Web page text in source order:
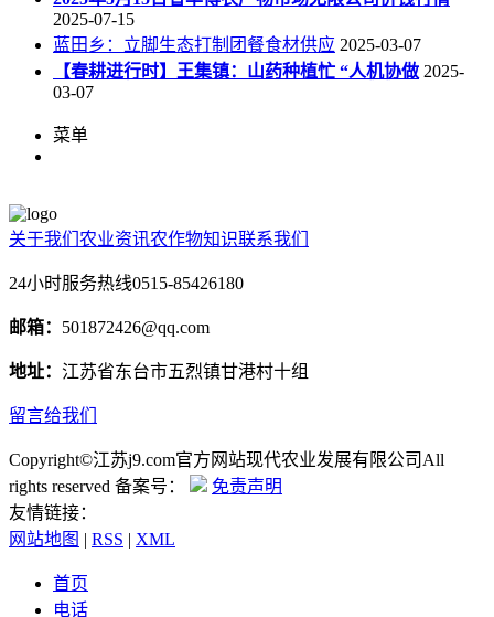
2025-07-15
蓝田乡：立脚生态打制团餐食材供应 2025-03-07
【春耕进行时】王集镇：山药种植忙 “人机协做 2025-
03-07
菜单
关于我们 农业资讯农作物知识联系我们
24小时服务热线0515-85426180
邮箱： 501872426@qq.com
地址： 江苏省东台市五烈镇甘港村十组
留言给我们
Copyright©江苏j9.com官方网站现代农业发展有限公司All
rights reserved 备案号：
免责声明
友情链接：
网站地图 | RSS | XML
首页
电话